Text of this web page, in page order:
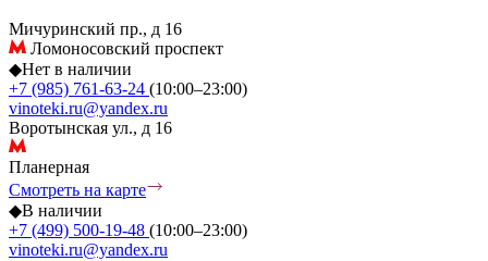
Мичуринский пр., д 16
Ломоносовский проспект
◆Нет в наличии
+7 (985) 761-63-24 (10:00–23:00)
vinoteki.ru@yandex.ru
Воротынская ул., д 16
Планерная
Смотреть на карте
◆В наличии
+7 (499) 500-19-48 (10:00–23:00)
vinoteki.ru@yandex.ru